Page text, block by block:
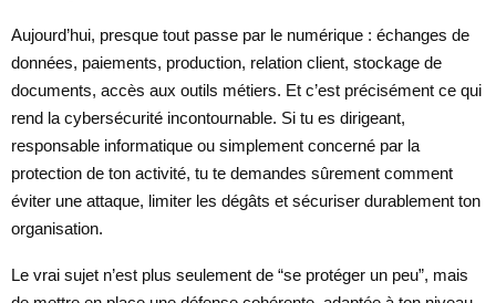
Aujourd’hui, presque tout passe par le numérique : échanges de
données, paiements, production, relation client, stockage de
documents, accès aux outils métiers. Et c’est précisément ce qui
rend la cybersécurité incontournable. Si tu es dirigeant,
responsable informatique ou simplement concerné par la
protection de ton activité, tu te demandes sûrement comment
éviter une attaque, limiter les dégâts et sécuriser durablement ton
organisation.
Le vrai sujet n’est plus seulement de “se protéger un peu”, mais